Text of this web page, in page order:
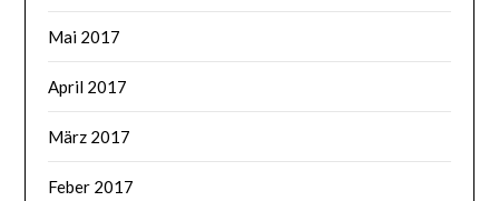
Mai 2017
April 2017
März 2017
Feber 2017